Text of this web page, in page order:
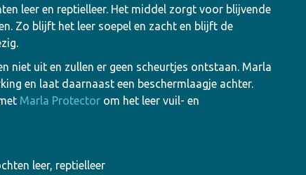
leer en reptielleer. Het middel zorgt voor blijvende
Zo blijft het leer soepel en zacht en blijft de
niet uit en zullen er geen scheurtjes ontstaan. Marla
en laat daarnaast een beschermlaagje achter.
Marla Protectorom het leer vuil- en
leer, reptielleer